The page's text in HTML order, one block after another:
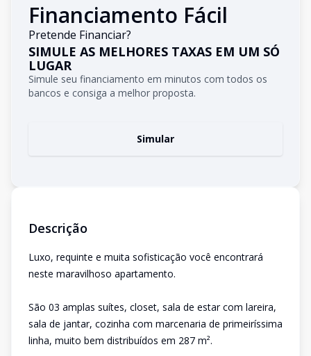
Financiamento Fácil
Pretende Financiar?
SIMULE AS MELHORES TAXAS EM UM SÓ
LUGAR
Simule seu financiamento em minutos com todos os
bancos e consiga a melhor proposta.
Simular
Descrição
Luxo, requinte e muita sofisticação você encontrará
neste maravilhoso apartamento.
São 03 amplas suítes, closet, sala de estar com lareira,
sala de jantar, cozinha com marcenaria de primeiríssima
linha, muito bem distribuídos em 287 m².